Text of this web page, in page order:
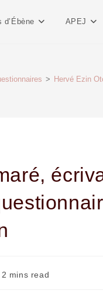
d’Ébène APEJ
> Hervé Ezin
2 mins read